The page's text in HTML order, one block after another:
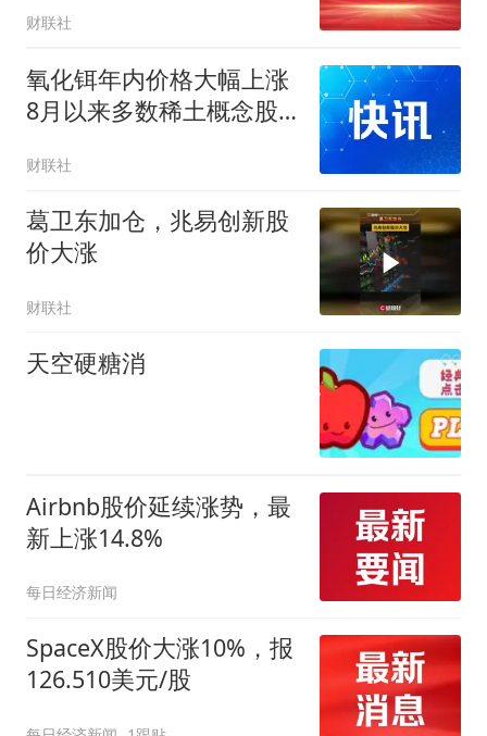
财联社
氧化铒年内价格大幅上涨
8月以来多数稀土概念股
财联社
葛卫东加仓，兆易创新股
价大涨
财联社
天空硬糖消
Airbnb股价延续涨势，最
新上涨14.8%
每日经济新闻
SpaceX股价大涨10%，报
126.510美元/股